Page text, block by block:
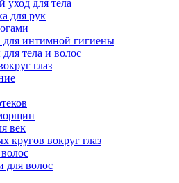
уход для тела
для рук
для интимной гигиены
тела и волос
глаз
век
кругов вокруг глаз
волос